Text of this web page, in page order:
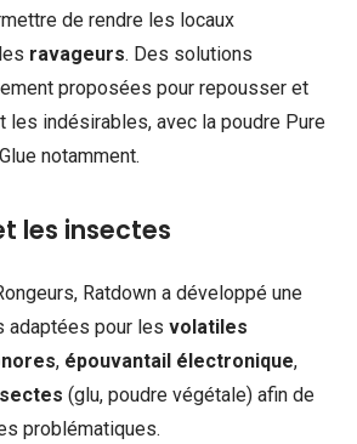
de rendre les locaux
ravageurs. Des solutions
proposées pour repousser et
les indésirables, avec la poudre Pure
notamment.
les insectes
Ratdown a développé une
adaptées pour les volatiles
, épouvantail électronique,
(glu, poudre végétale) afin de
problématiques.